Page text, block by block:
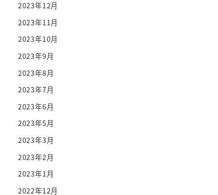
2023年12月
2023年11月
2023年10月
2023年9月
2023年8月
2023年7月
2023年6月
2023年5月
2023年3月
2023年2月
2023年1月
2022年12月